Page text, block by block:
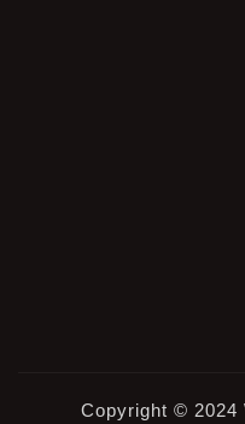
Copyright © 2024